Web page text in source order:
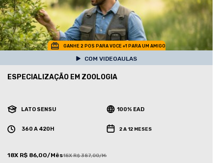
GANHE 2 POS PARA VOCE +1 PARA UM AMIGO
COM VIDEOAULAS
ESPECIALIZAÇÃO EM ZOOLOGIA
LATO SENSU 100% EAD
360 A 420H 2 A 12 MESES
18X R$ 86,00/Mês18X R$ 387,00/Mês